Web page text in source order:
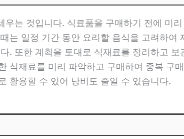
는 것입니다. 식료품을 구매하기 전에 미
는 일정 기간 동안 요리할 음식을 고려하여
. 또한 계획을 토대로 식재료를 정리하고 보
식재료를 미리 파악하고 구매하여 중복 구
활용할 수 있어 낭비도 줄일 수 있습니다.